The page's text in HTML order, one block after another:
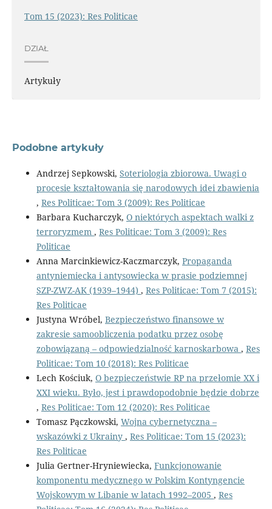
Tom 15 (2023): Res Politicae
DZIAŁ
Artykuły
Podobne artykuły
Andrzej Sepkowski, Soteriologia zbiorowa. Uwagi o
procesie kształtowania się narodowych idei zbawienia
, Res Politicae: Tom 3 (2009): Res Politicae
Barbara Kucharczyk, O niektórych aspektach walki z
terroryzmem , Res Politicae: Tom 3 (2009): Res
Politicae
Anna Marcinkiewicz-Kaczmarczyk, Propaganda
antyniemiecka i antysowiecka w prasie podziemnej
SZP-ZWZ-AK (1939–1944) , Res Politicae: Tom 7 (2015):
Res Politicae
Justyna Wróbel, Bezpieczeństwo finansowe w
zakresie samoobliczenia podatku przez osobę
zobowiązaną – odpowiedzialność karnoskarbowa , Res
Politicae: Tom 10 (2018): Res Politicae
Lech Kościuk, O bezpieczeństwie RP na przełomie XX i
XXI wieku. Było, jest i prawdopodobnie będzie dobrze
, Res Politicae: Tom 12 (2020): Res Politicae
Tomasz Pączkowski, Wojna cybernetyczna –
wskazówki z Ukrainy , Res Politicae: Tom 15 (2023):
Res Politicae
Julia Gertner-Hryniewiecka, Funkcjonowanie
komponentu medycznego w Polskim Kontyngencie
Wojskowym w Libanie w latach 1992–2005 , Res